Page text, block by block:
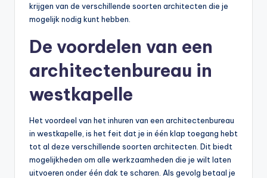
krijgen van de verschillende soorten architecten die je
mogelijk nodig kunt hebben.
De voordelen van een
architectenbureau in
westkapelle
Het voordeel van het inhuren van een architectenbureau
in westkapelle, is het feit dat je in één klap toegang hebt
tot al deze verschillende soorten architecten. Dit biedt
mogelijkheden om alle werkzaamheden die je wilt laten
uitvoeren onder één dak te scharen. Als gevolg betaal je